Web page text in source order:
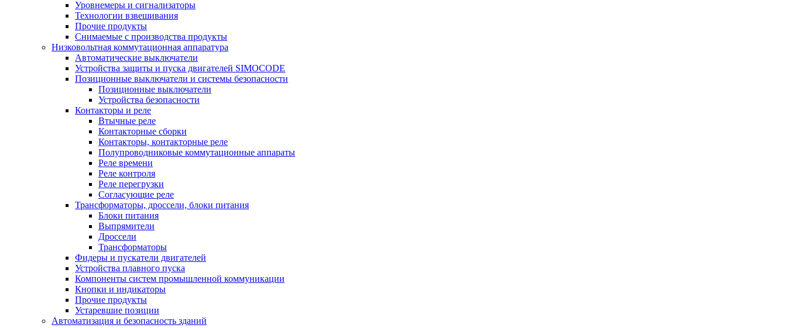
Уровнемеры и сигнализаторы
Технологии взвешивания
Прочие продукты
Снимаемые с производства продукты
Низковольтная коммутационная аппаратура
Автоматические выключатели
Устройства защиты и пуска двигателей SIMOCODE
Позиционные выключатели и системы безопасности
Позиционные выключатели
Устройства безопасности
Контакторы и реле
Втычные реле
Контакторные сборки
Контакторы, контакторные реле
Полупроводниковые коммутационные аппараты
Реле времени
Реле контроля
Реле перегрузки
Согласующие реле
Трансформаторы, дроссели, блоки питания
Блоки питания
Выпрямители
Дроссели
Трансформаторы
Фидеры и пускатели двигателей
Устройства плавного пуска
Компоненты систем промышленной коммуникации
Кнопки и индикаторы
Прочие продукты
Устаревшие позиции
Автоматизация и безопасность зданий